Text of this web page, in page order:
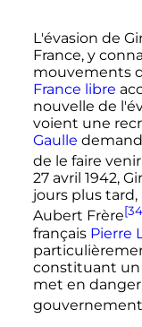
L'évasion de
France, y
mouvements
France libre
nouvelle de
voient une
Gaulle
de le faire
27 avril 1942,
jours plus
Aubert Frère
français Pierre
constituant un
met en